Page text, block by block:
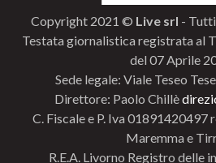
Copyright 2021 © Live srl -
Testata giornalistica registrata al
del 07 Aprile
Sede legale: Viale Teseo
Direttore: Paolo Chillè
C. Fiscale e P. Iva 01891420497
Maremma e
R.E.A. Livorno Registro delle